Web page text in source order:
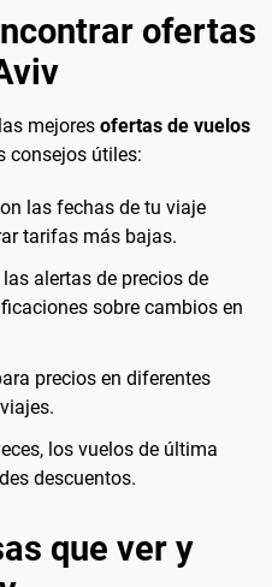
ofertas
mejores ofertas de vuelos
consejos útiles:
las fechas de tu viaje
tarifas más bajas.
alertas de precios de
sobre cambios en
precios en diferentes
los vuelos de última
descuentos.
que ver y